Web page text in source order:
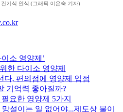
기식 인식.(그래픽 이은숙 기자)
소 영양제’
한 다이소 영양제
다, 편의점에 영양제 입점
기억력 좋아질까?
요한 영양제 5가지
설이는 일 없어야...제도상 불이